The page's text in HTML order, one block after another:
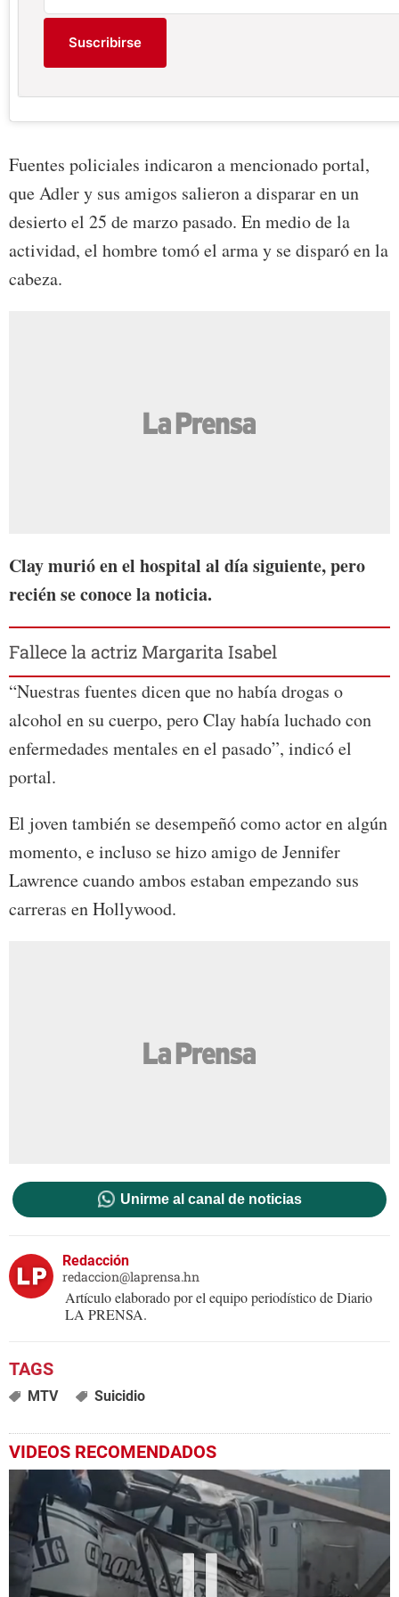
Suscribirse
Fuentes policiales indicaron a mencionado portal,
que Adler y sus amigos salieron a disparar en un
desierto el 25 de marzo pasado. En medio de la
actividad, el hombre tomó el arma y se disparó en la
cabeza.
Clay murió en el hospital al día siguiente, pero
recién se conoce la noticia.
Fallece la actriz Margarita Isabel
“Nuestras fuentes dicen que no había drogas o
alcohol en su cuerpo, pero Clay había luchado con
enfermedades mentales en el pasado”, indicó el
portal.
El joven también se desempeñó como actor en algún
momento, e incluso se hizo amigo de Jennifer
Lawrence cuando ambos estaban empezando sus
carreras en Hollywood.
Unirme al canal de noticias
Redacción
redaccion@laprensa.hn
Artículo elaborado por el equipo periodístico de Diario
LA PRENSA.
MTV Suicidio
VIDEOS RECOMENDADOS